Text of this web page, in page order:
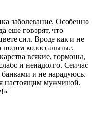
заболевание. Особенно
еще говорят, что
сил. Вроде как и не
колоссальные.
всякие, гормоны,
и ненадолго. Сейчас
и не нарадуюсь.
настоящим мужчиной.